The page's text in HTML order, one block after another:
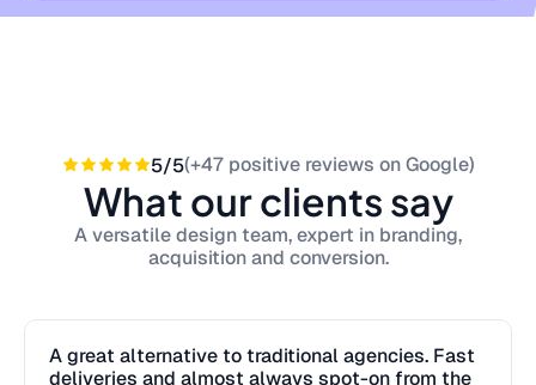
5/5(+47 positive reviews on Google)
What our clients say
A versatile design team, expert in branding,
acquisition and conversion.
A great alternative to traditional agencies. Fast
deliveries and almost always spot-on from the